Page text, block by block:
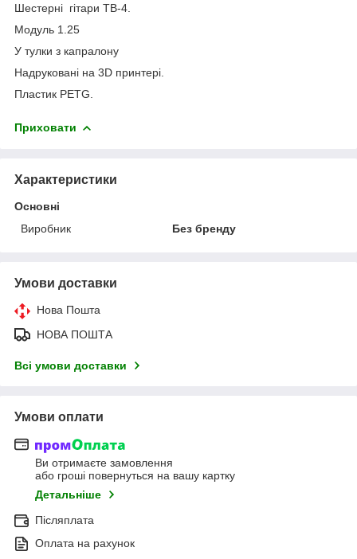
Шестерні гітари ТВ-4.
Модуль 1.25
У тулки з капралону
Надруковані на 3D принтері.
Пластик PETG.
Приховати
Характеристики
Основні
Виробник
Без бренду
Умови доставки
Нова Пошта
НОВА ПОШТА
Всі умови доставки
Умови оплати
Ви отримаєте замовлення
або гроші повернуться на вашу картку
Детальніше
Післяплата
Оплата на рахунок